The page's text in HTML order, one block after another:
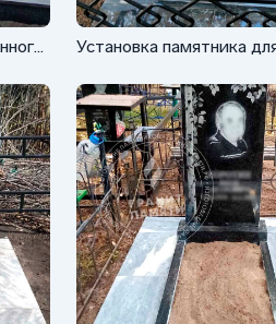
Установка памятника